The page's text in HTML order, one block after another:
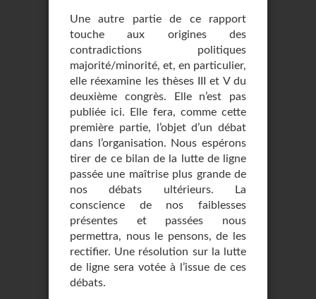
Une autre partie de ce rapport
touche aux origines des
contradictions politiques
majorité/minorité, et, en particulier,
elle réexamine les thèses III et V du
deuxième congrès. Elle n’est pas
publiée ici. Elle fera, comme cette
première partie, l’objet d’un débat
dans l’organisation. Nous espérons
tirer de ce bilan de la lutte de ligne
passée une maîtrise plus grande de
nos débats ultérieurs. La
conscience de nos faiblesses
présentes et passées nous
permettra, nous le pensons, de les
rectifier. Une résolution sur la lutte
de ligne sera votée à l’issue de ces
débats.